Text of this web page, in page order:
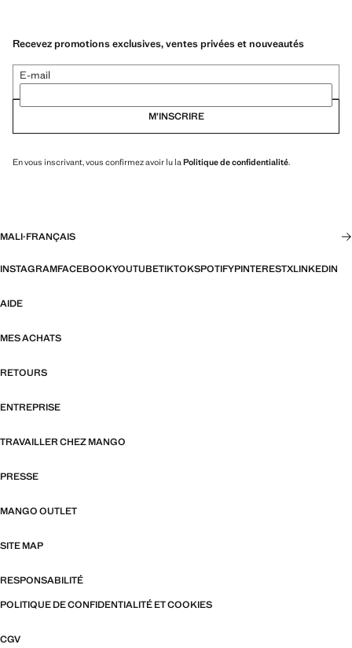
Recevez promotions exclusives, ventes privées et nouveautés
E-mail
M’INSCRIRE
En vous inscrivant, vous confirmez avoir lu la Politique de confidentialité.
MALI·FRANÇAIS
INSTAGRAMFACEBOOKYOUTUBETIKTOKSPOTIFYPINTERESTXLINKEDIN
AIDE
MES ACHATS
RETOURS
ENTREPRISE
TRAVAILLER CHEZ MANGO
PRESSE
MANGO OUTLET
SITE MAP
RESPONSABILITÉ
POLITIQUE DE CONFIDENTIALITÉ ET COOKIES
CGV